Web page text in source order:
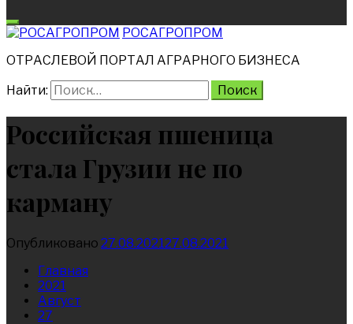
РОСАГРОПРОМ
ОТРАСЛЕВОЙ ПОРТАЛ АГРАРНОГО БИЗНЕСА
Найти:
Российская пшеница
стала Грузии не по
карману
Опубликовано 27.08.202127.08.2021
Главная
2021
Август
27